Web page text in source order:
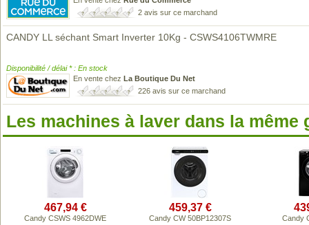
2 avis sur ce marchand
CANDY LL séchant Smart Inverter 10Kg - CSWS4106TWMRE
Disponibilité / délai * : En stock
En vente chez La Boutique Du Net
226 avis sur ce marchand
Les machines à laver dans la même
467,94 €
Candy CSWS 4962DWE
459,37 €
Candy CW 50BP12307S Candy